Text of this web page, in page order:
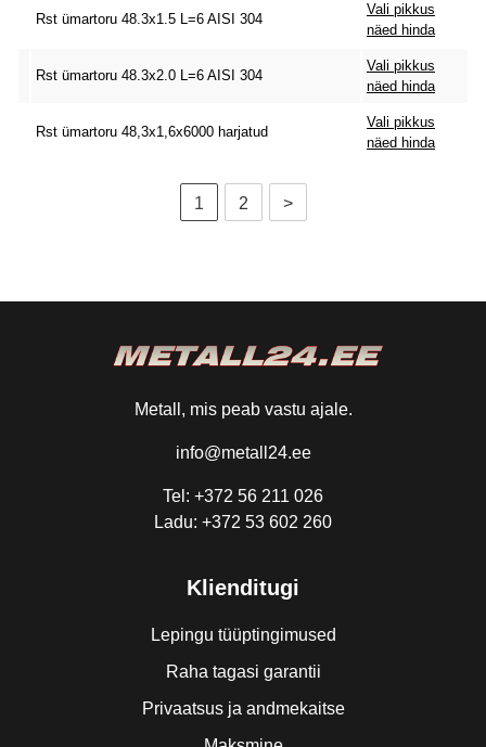
Rst ümartoru 48.3x1.5 L=6 AISI 304
Vali pikkus
näed hinda
Rst ümartoru 48.3x2.0 L=6 AISI 304
Vali pikkus
näed hinda
Rst ümartoru 48,3x1,6x6000 harjatud
Vali pikkus
näed hinda
1 2 >
Metall, mis peab vastu ajale.
info@metall24.ee
Tel: +372 56 211 026
Ladu: +372 53 602 260
Klienditugi
Lepingu tüüptingimused
Raha tagasi garantii
Privaatsus ja andmekaitse